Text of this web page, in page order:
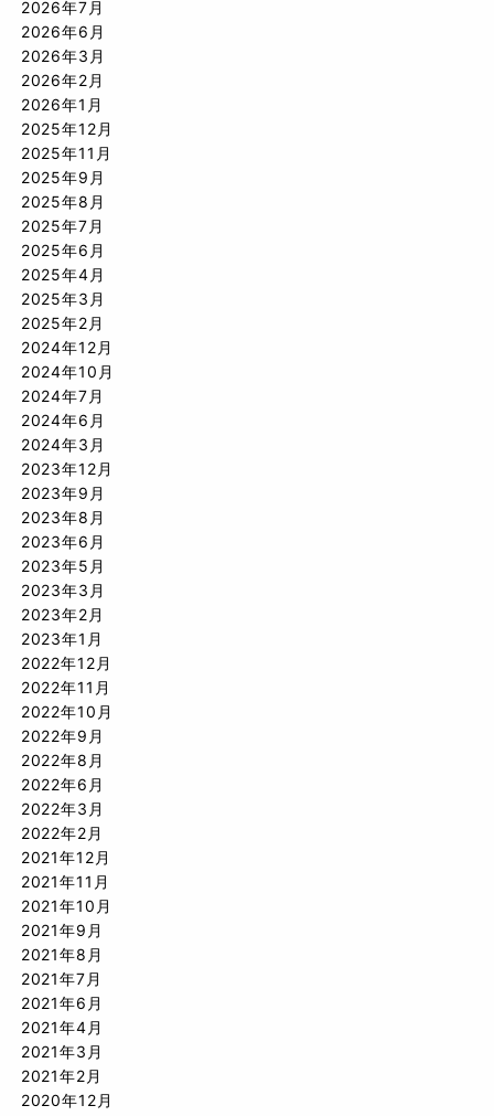
2026年7月
2026年6月
2026年3月
2026年2月
2026年1月
2025年12月
2025年11月
2025年9月
2025年8月
2025年7月
2025年6月
2025年4月
2025年3月
2025年2月
2024年12月
2024年10月
2024年7月
2024年6月
2024年3月
2023年12月
2023年9月
2023年8月
2023年6月
2023年5月
2023年3月
2023年2月
2023年1月
2022年12月
2022年11月
2022年10月
2022年9月
2022年8月
2022年6月
2022年3月
2022年2月
2021年12月
2021年11月
2021年10月
2021年9月
2021年8月
2021年7月
2021年6月
2021年4月
2021年3月
2021年2月
2020年12月